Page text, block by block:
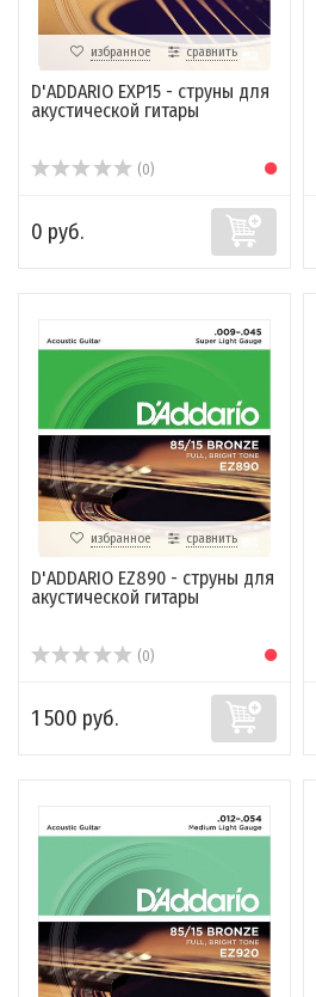
избранное сравнить
D'ADDARIO EXP15 - струны для
акустической гитары
(0)
0 руб.
избранное сравнить
D'ADDARIO EZ890 - струны для
акустической гитары
(0)
1 500 руб.